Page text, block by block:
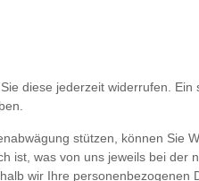
diese jederzeit widerrufen.
stützen, können Sie
ist, was von uns jeweils bei
wir Ihre